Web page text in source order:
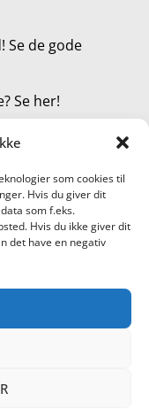
som cookies til
Hvis du giver dit
som f.eks.
Hvis du ikke giver dit
det have en negativ
Se de gode
Se her!
On
SE DE GODE